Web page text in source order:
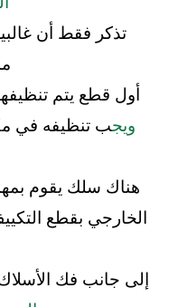
أول قطع يتم
ويجب تنظيفه في
هناك سلك يقوم
الخارجي بقطع
إلى جانب فك